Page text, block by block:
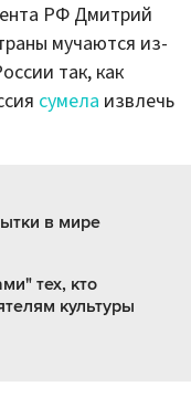
РФ Дмитрий
мучаются из-
так, как
сумела извлечь
в мире
тех, кто
культуры